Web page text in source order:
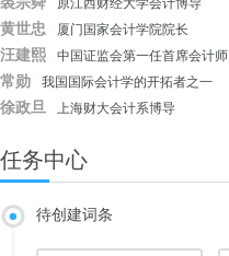
原江西财经大学会计博导
黄世忠 厦门国家会计学院院长
汪建熙 中国证监会第一任首席会计师
常勋 我国国际会计学的开拓者之一
徐政旦 上海财大会计系博导
任务中心
待创 建词条